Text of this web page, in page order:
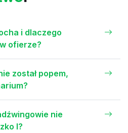
i dlaczego
ofierze?
został popem,
nie
I?